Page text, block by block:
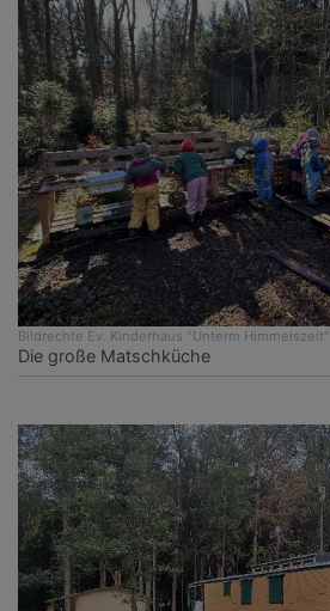
Bildrechte Ev. Kinderhaus "Unterm Himmelszelt"
Die große Matschküche